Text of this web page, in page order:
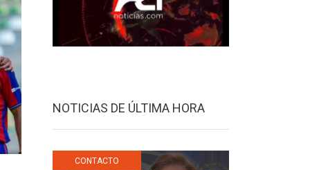
NOTICIAS DE ÚLTIMA HORA
CONTACTO